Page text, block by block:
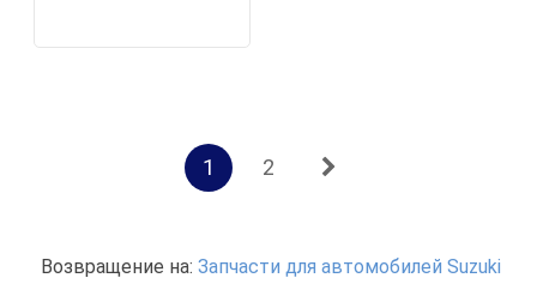
1 2
Возвращение на: Запчасти для автомобилей Suzuki